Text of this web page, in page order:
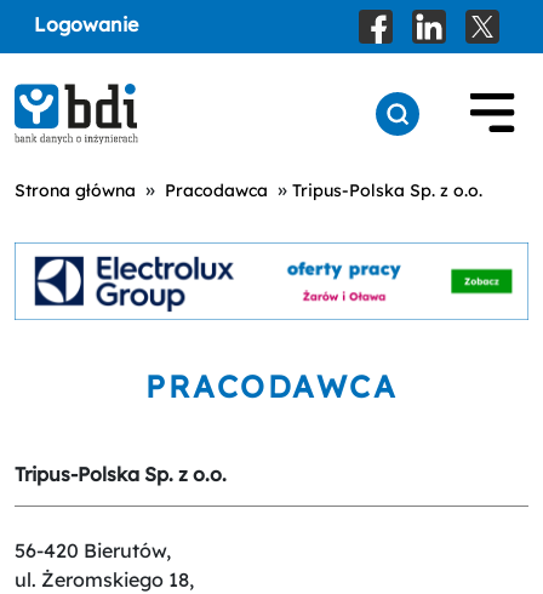
Logowanie
Strona główna » Pracodawca » Tripus-Polska Sp. z o.o.
PRACODAWCA
Tripus-Polska Sp. z o.o.
56-420 Bierutów,
ul. Żeromskiego 18,